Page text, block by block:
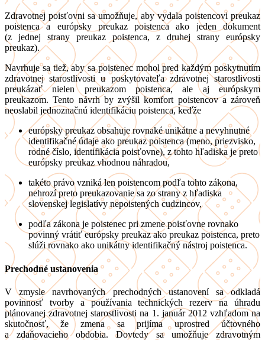
Zdravotnej poisťovni sa umožňuje, aby vydala poistencovi preukaz
poistenca a európsky preukaz poistenca ako jeden dokument
(z jednej strany preukaz poistenca, z druhej strany európsky
preukaz).
Navrhuje sa tiež, aby sa poistenec mohol pred každým poskytnutím
zdravotnej starostlivosti u poskytovateľa zdravotnej starostlivosti
preukázať nielen preukazom poistenca, ale aj európskym
preukazom. Tento návrh by zvýšil komfort poistencov a zároveň
neoslabil jednoznačnú identifikáciu poistenca, keďže
európsky preukaz obsahuje rovnaké unikátne a nevyhnutné
identifikačné údaje ako preukaz poistenca (meno, priezvisko,
rodné číslo, identifikácia poisťovne), z tohto hľadiska je preto
európsky preukaz vhodnou náhradou,
takéto právo vzniká len poistencom podľa tohto zákona,
nehrozí preto preukazovanie sa zo strany z hľadiska
slovenskej legislatívy nepoistených cudzincov,
podľa zákona je poistenec pri zmene poisťovne rovnako
povinný vrátiť európsky preukaz ako preukaz poistenca, preto
slúži rovnako ako unikátny identifikačný nástroj poistenca.
Prechodné ustanovenia
V zmysle navrhovaných prechodných ustanovení sa odkladá
povinnosť tvorby a používania technických rezerv na úhradu
plánovanej zdravotnej starostlivosti na 1. január 2012 vzhľadom na
skutočnosť, že zmena sa prijíma uprostred účtovného
a zdaňovacieho obdobia. Dovtedy sa umožňuje zdravotným